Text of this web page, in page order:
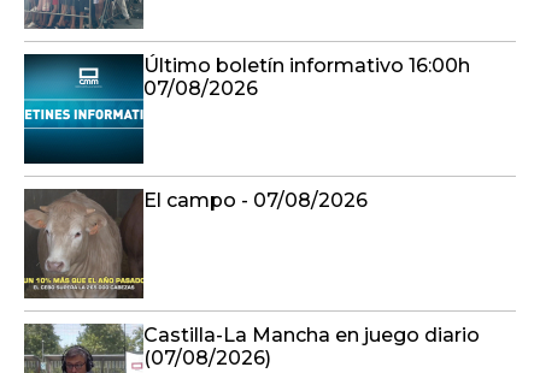
Último boletín informativo 16:00h
07/08/2026
El campo - 07/08/2026
Castilla-La Mancha en juego diario
(07/08/2026)